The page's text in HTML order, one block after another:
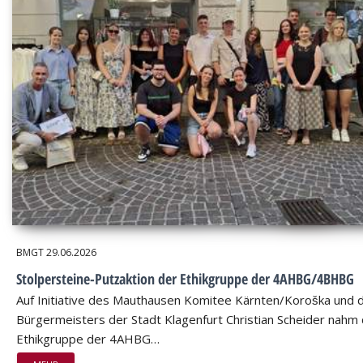
BMGT29.06.2026
Stolpersteine-Putzaktion der Ethikgruppe der 4AHBG/4BHBG
Auf Initiative des Mauthausen Komitee Kärnten/Koroška und
Bürgermeisters der Stadt Klagenfurt Christian Scheider nahm
Ethikgruppe der 4AHBG…